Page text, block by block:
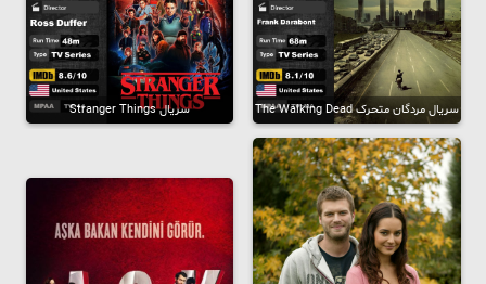
سریال مردگان متحرک The Walking Dead سریال Stranger Things